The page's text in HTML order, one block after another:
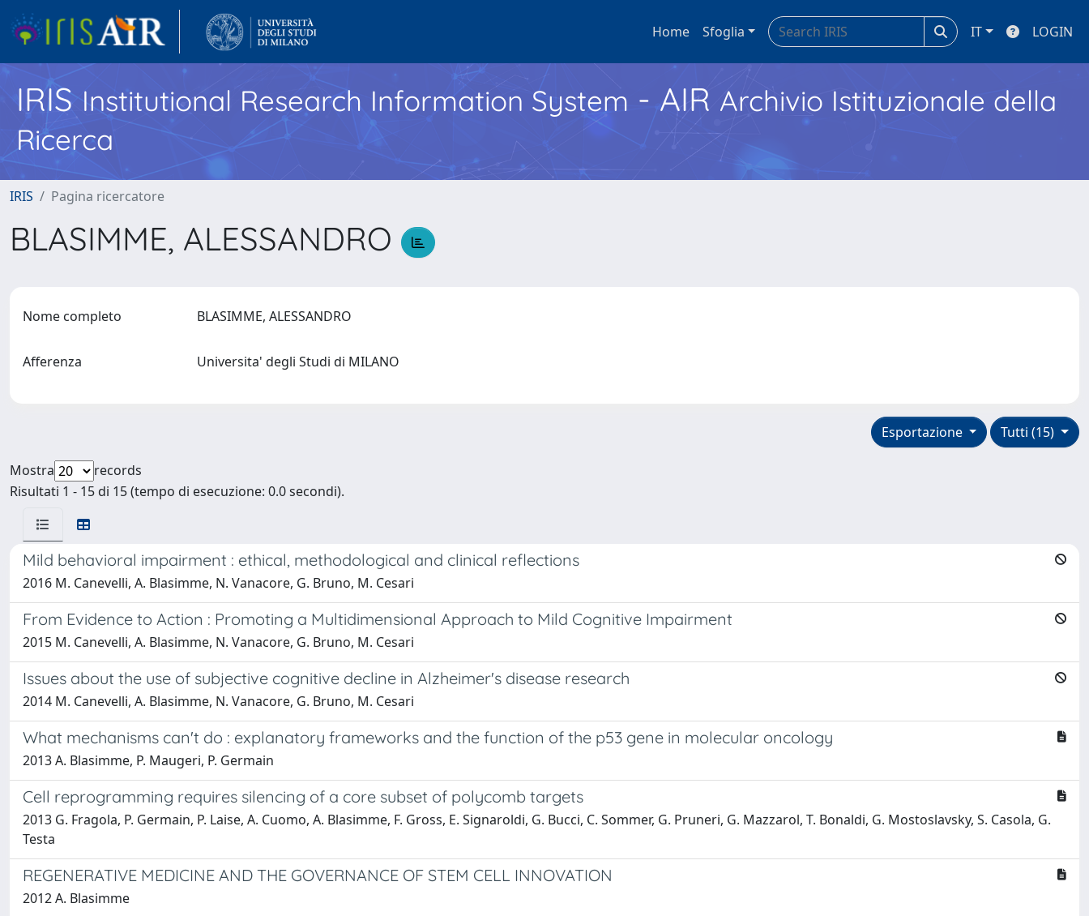
Home Sfoglia IT LOGIN
IRISInstitutional Research Information System - AIR Archivio Istituzionale della
Ricerca
IRIS Pagina ricercatore
BLASIMME, ALESSANDRO
Nome completo BLASIMME, ALESSANDRO
Afferenza Universita' degli Studi di MILANO
Tutti (15)
Esportazione
Mostra
records
Risultati 1 - 15 di 15 (tempo di esecuzione: 0.0 secondi).
Mild behavioral impairment : ethical, methodological and clinical reflections
2016 M. Canevelli, A. Blasimme, N. Vanacore, G. Bruno, M. Cesari
From Evidence to Action : Promoting a Multidimensional Approach to Mild Cognitive Impairment
2015 M. Canevelli, A. Blasimme, N. Vanacore, G. Bruno, M. Cesari
Issues about the use of subjective cognitive decline in Alzheimer's disease research
2014 M. Canevelli, A. Blasimme, N. Vanacore, G. Bruno, M. Cesari
What mechanisms can't do : explanatory frameworks and the function of the p53 gene in molecular oncology
2013 A. Blasimme, P. Maugeri, P. Germain
Cell reprogramming requires silencing of a core subset of polycomb targets
2013 G. Fragola, P. Germain, P. Laise, A. Cuomo, A. Blasimme, F. Gross, E. Signaroldi, G. Bucci, C. Sommer, G. Pruneri, G. Mazzarol, T. Bonaldi, G. Mostoslavsky, S. Casola, G.
Testa
REGENERATIVE MEDICINE AND THE GOVERNANCE OF STEM CELL INNOVATION
2012 A. Blasimme